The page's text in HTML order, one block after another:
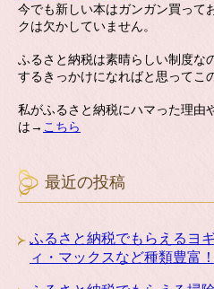
今でも新しい本はガンガン買って
クは欠かしていません。
ふるさと納税は素晴らしい制度な
するきっかけになればと思ってこ
私がふるさと納税にハマった理由
は→ こちら
最近の投稿
ふるさと納税でもらえるヨ
ィ・マックスなど種類豊富